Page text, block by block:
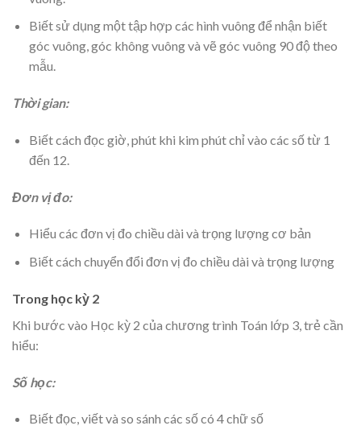
Biết sử dụng một tập hợp các hình vuông để nhận biết
góc vuông, góc không vuông và vẽ góc vuông 90 độ theo
mẫu.
Thời gian:
Biết cách đọc giờ, phút khi kim phút chỉ vào các số từ 1
đến 12.
Đơn vị đo:
Hiểu các đơn vị đo chiều dài và trọng lượng cơ bản
Biết cách chuyển đổi đơn vị đo chiều dài và trọng lượng
Trong học kỳ 2
Khi bước vào Học kỳ 2 của chương trình Toán lớp 3, trẻ cần
hiểu:
Số học:
Biết đọc, viết và so sánh các số có 4 chữ số